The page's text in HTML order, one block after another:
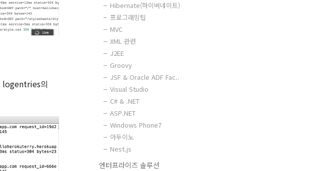
logentries의
Hibernate(하이버네이트)
프로그래밍팁
MVC
XML 관련
J2EE
Groovy
JSF & Oracle ADF Fac..
Visual Studio
C# & .NET
ASP.NET
Windows Phone7
아두이노
Nest.js
엔터프라이즈 솔루션